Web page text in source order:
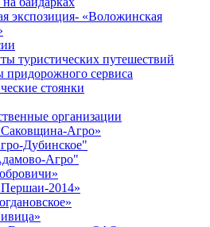
экспозиция- «Воложинская
туристических путешествий
придорожного сервиса
стоянки
организации
Агро»
Дубинское"
Агро"
2014»